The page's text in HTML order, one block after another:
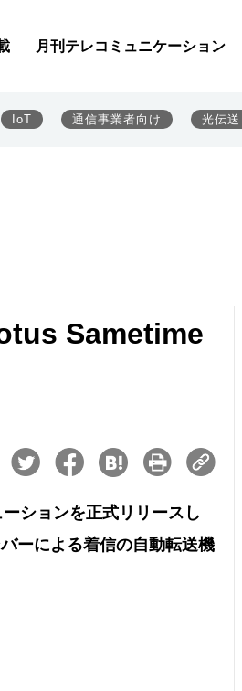
月刊テレコミュニケーション
IoT 通信事業者向け 光伝送
Sametime
ションを正式リリースし
ーによる着信の自動転送機